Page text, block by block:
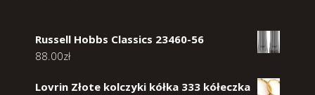
Russell Hobbs Classics 23460-56
88.00zł
Lovrin Złote kolczyki kółka 333 kółeczka